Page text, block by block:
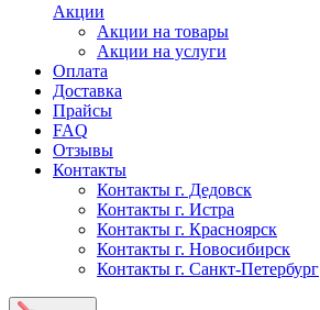
Акции
Акции на товары
Акции на услуги
Оплата
Доставка
Прайсы
FAQ
Отзывы
Контакты
Контакты г. Дедовск
Контакты г. Истра
Контакты г. Красноярск
Контакты г. Новосибирск
Контакты г. Санкт-Петербург